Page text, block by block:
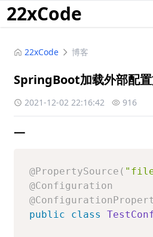
22xCode
22xCode 博客
SpringBoot加载外部配
2021-12-02 22:16:42 916
一
@PropertySource (
@Configuration
public
class